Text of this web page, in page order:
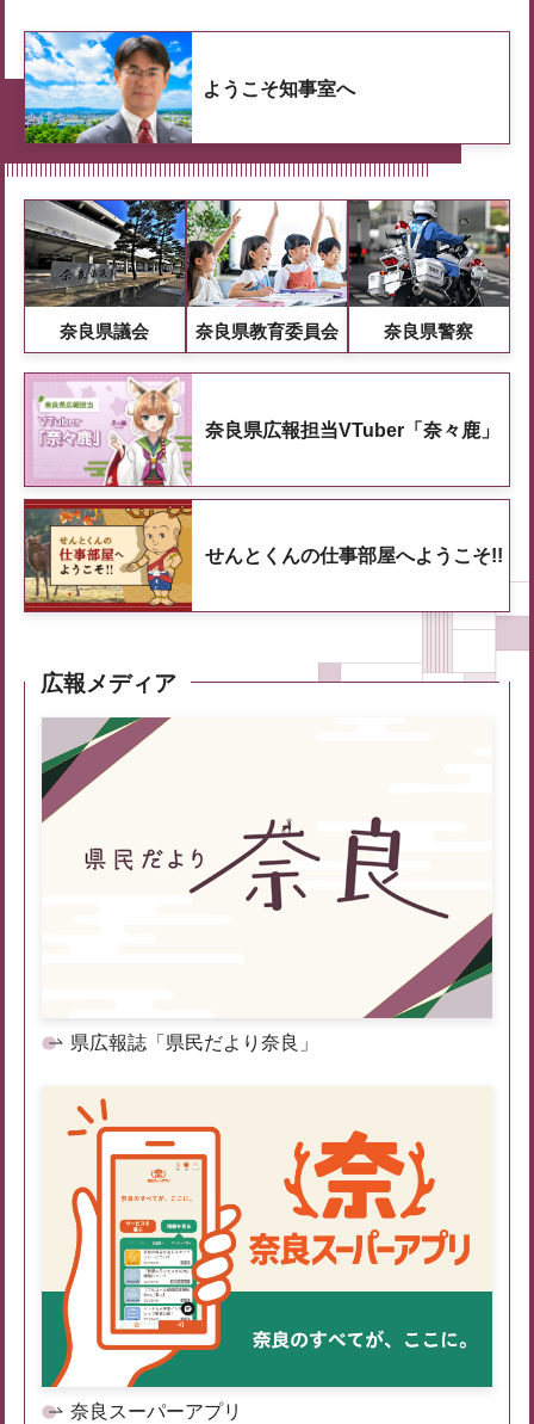
ようこそ知事室へ
奈良県議会 奈良県教育委員会 奈良県警察
奈良県広報担当VTuber「奈々鹿」
せんとくんの仕事部屋へようこそ!!
広報メディア
県広報誌「県民だより奈良」
奈良スーパーアプリ